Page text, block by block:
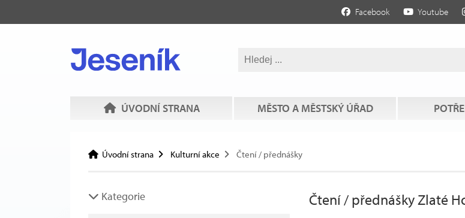
Facebook Youtube
ÚVODNÍ STRANA MĚSTO A MĚSTSKÝ ÚŘAD
Úvodní strana Kulturní akce Čtení / přednášky
Kategorie Čtení / přednášky Zlaté